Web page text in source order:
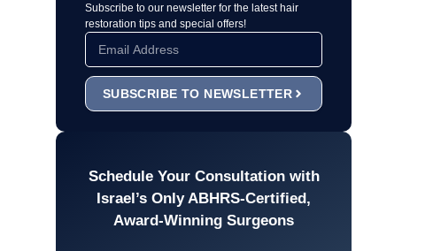
Subscribe to our newsletter for the latest hair
restoration tips and special offers!
SUBSCRIBE TO NEWSLETTER
Schedule Your Consultation with
Israel’s Only ABHRS-Certified,
Award-Winning Surgeons